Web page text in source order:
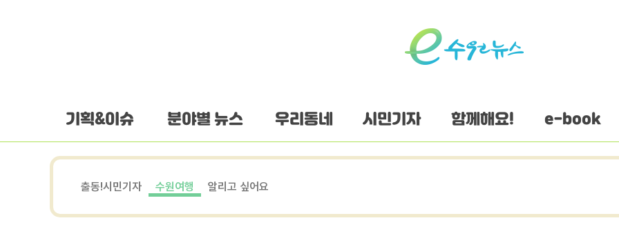
기획&이슈 분야별 뉴스 우리동네 시민기자 함께해요! e-book
출동!시민기자 수원여행 알리고 싶어요